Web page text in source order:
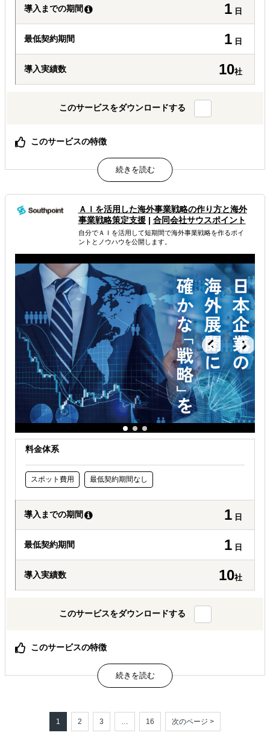
導入までの期間 1 日
最低契約期間 1 日
導入実績数 10社
このサービスをダウンロードする
このサービスの特徴
渡航費不要・アポイント不要でエキスパートへインタビュ
ー可能
海外のエキスパートの「生の声」と「熱気」があなたの会
議室に
中小企業でも手の届く価格設定、フォローアップも充実
属するジャンル
解決できる課題
自社事業に最適な進出形態を知りたい
自社商材に最適な販売方法を知りたい
自社商材の現地でのニーズを知りたい
ＡＩを活用した海外事業戦略 の作り方と海外
事業戦略策定支援| 合同会社サウスポイント
自分でＡＩを活用して短期間で海外事業戦略を作るポイ
ントとノウハウを公開します。
料金体系
スポット費用 最低契約期間なし
導入までの期間 1 日
最低契約期間 1 日
導入実績数 10社
このサービスをダウンロードする
このサービスの特徴
日本企業の海外展開に確かな「戦略」を、常識を覆すスピ
ードと費用でご提供
期間は１日、費用はわずか６９，８００円（税別）、国家
属するジャンル
1 2 3 … 16 次のページ >